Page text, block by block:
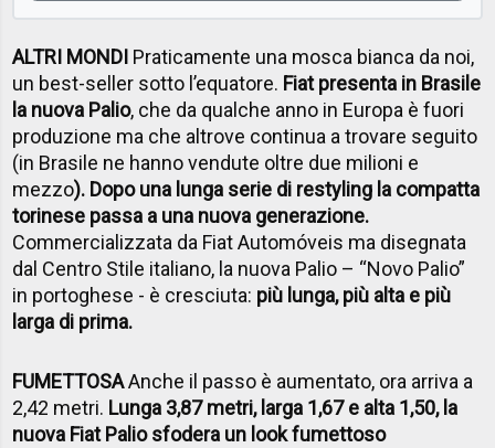
ALTRI MONDI Praticamente una mosca bianca da noi,
un best-seller sotto l’equatore. Fiat presenta in Brasile
la nuova Palio, che da qualche anno in Europa è fuori
produzione ma che altrove continua a trovare seguito
(in Brasile ne hanno vendute oltre due milioni e
mezzo). Dopo una lunga serie di restyling la compatta
torinese passa a una nuova generazione.
Commercializzata da Fiat Automóveis ma disegnata
dal Centro Stile italiano, la nuova Palio – “Novo Palio”
in portoghese - è cresciuta: più lunga, più alta e più
larga di prima.
FUMETTOSAAnche il passo è aumentato, ora arriva a
2,42 metri. Lunga 3,87 metri, larga 1,67 e alta 1,50, la
nuova Fiat Palio sfodera un look fumettoso